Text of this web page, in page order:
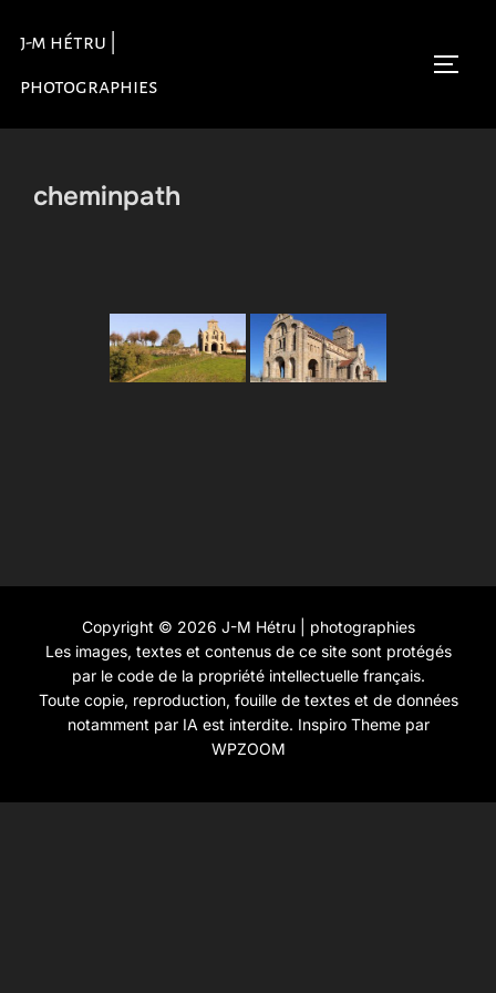
contenu
j-m hétru |
photographies
cheminpath
Copyright © 2026 J-M Hétru | photographies
Les images, textes et contenus de ce site sont protégés
par le code de la propriété intellectuelle français.
Toute copie, reproduction, fouille de textes et de données
notamment par IA est interdite. Inspiro Themepar
WPZOOM